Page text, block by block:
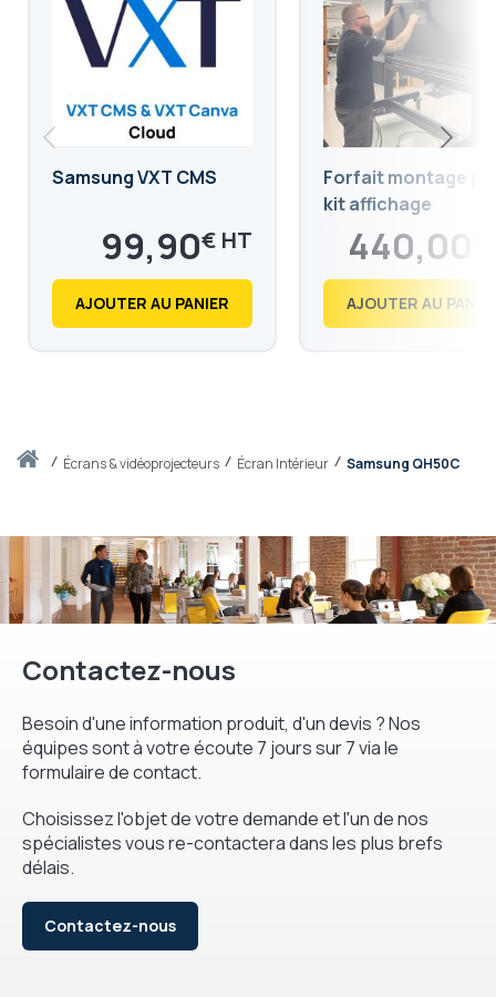
Accueilécrans & vidéoprojecteurs Écran Intérieur Samsung QH50C
Samsung VXT CMS
99,90€
119,88
AJOUTER AU PANIER
Forfait montage
kit affichage
dynamique, pose
simple
440,00
528,00
AJOUTER AU
Contactez-nous
Besoin d'une information produit, d'un devis ? Nos
équipes sont à votre écoute 7 jours sur 7 via le
formulaire de contact.
Choisissez l'objet de votre demande et l'un de nos
spécialistes vous re-contactera dans les plus brefs
délais.
Contactez-nous